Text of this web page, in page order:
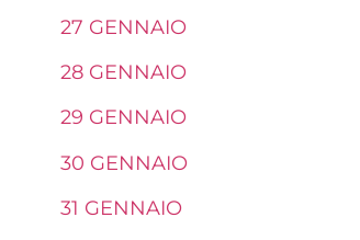
27 GENNAIO
28 GENNAIO
29 GENNAIO
30 GENNAIO
31 GENNAIO